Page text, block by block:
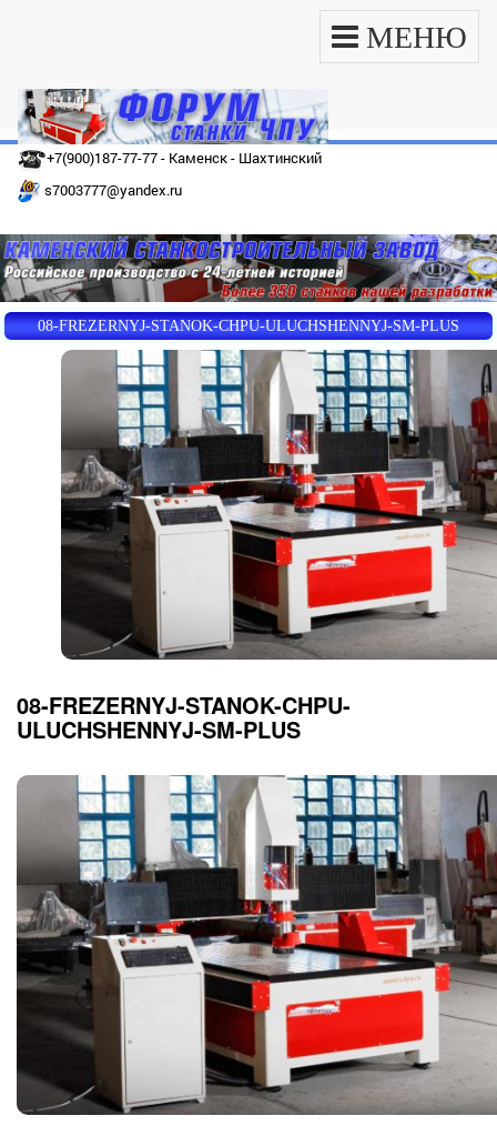
МЕНЮ
+7(900)187-77-77 - Каменск - Шахтинский
s7003777@yandex.ru
08-FREZERNYJ-STANOK-CHPU-ULUCHSHENNYJ-SM-PLUS
08-FREZERNYJ-STANOK-CHPU-
ULUCHSHENNYJ-SM-PLUS